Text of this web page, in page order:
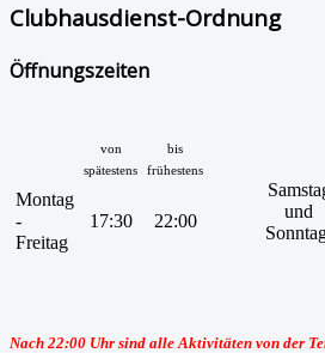
Clubhausdienst-Ordnung
Öffnungszeiten
von
spätestens
bis
frühestens
und
Montag
-
Freitag
17:30 22:00
Nach 22:00 Uhr sind alle Aktivitäten von der